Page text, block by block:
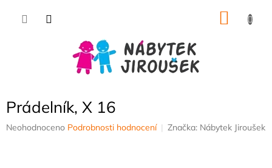
Prádelník, X 16
Průměrné
Neohodnoceno Podrobnosti hodnocení Značka: Nábytek Jiroušek